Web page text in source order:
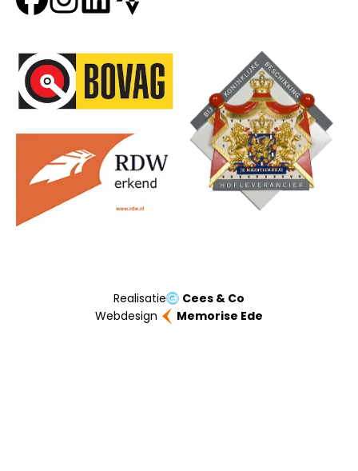
Realisatie
Cees & Co
Webdesign
Memorise Ede